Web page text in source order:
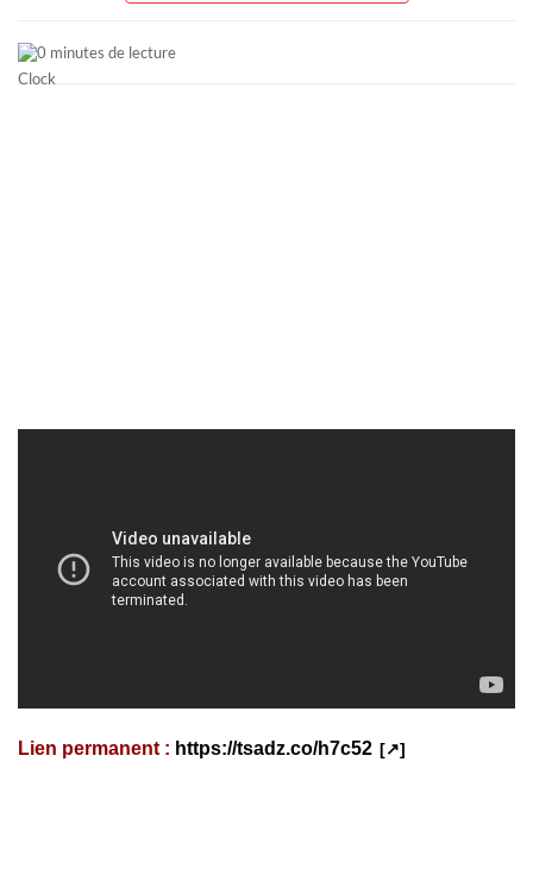
0 minutes de lecture
Lien permanent : https://tsadz.co/h7c52